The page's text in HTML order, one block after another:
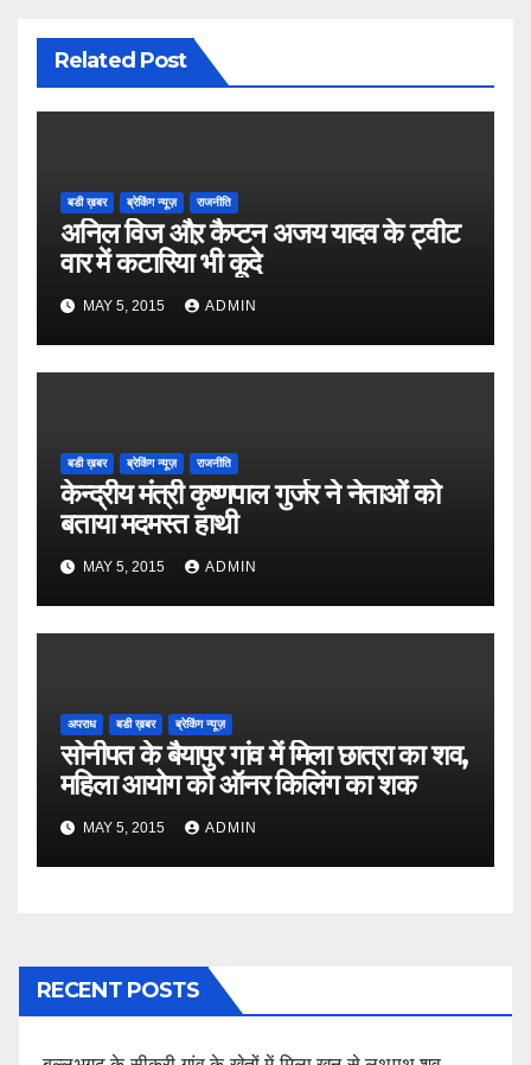
Related Post
बडी ख़बर ब्रेकिंग न्यूज़ राजनीति
अनिल विज औऱ कैप्टन अजय यादव के ट्वीट
वार में कटारिया भी कूदे
MAY 5, 2015 ADMIN
बडी ख़बर ब्रेकिंग न्यूज़ राजनीति
केन्द्रीय मंत्री कृष्णपाल गुर्जर ने नेताओं को
बताया मदमस्त हाथी
MAY 5, 2015 ADMIN
अपराध बडी ख़बर ब्रेकिंग न्यूज़
सोनीपत के बैयापुर गांव में मिला छात्रा का शव,
महिला आयोग को ऑनर किलिंग का शक
MAY 5, 2015 ADMIN
RECENT POSTS